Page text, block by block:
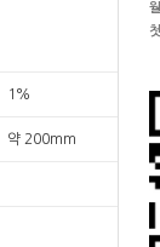
1%
약 200mm